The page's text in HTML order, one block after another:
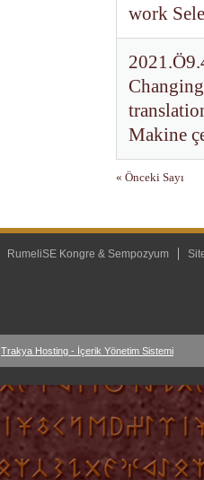
work
Makine
« Önceki Sayı
RumeliSE Kongre & Sempozyum
Trakya Hosting - İçerik Yönetim Sistemi